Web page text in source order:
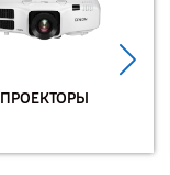
ПРОЕКТОРЫ